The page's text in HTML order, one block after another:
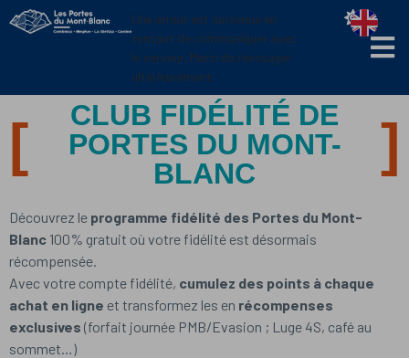
Panneau de gestion des cookiesUne erreur est survenue en
tentant de communiquer avec
le serveur. Merci de réessayer
ultérieurement
CLUB FIDÉLITÉ DE
PORTES DU MONT-
BLANC
Découvrez le programme fidélité des Portes du Mont-
Blanc 100% gratuit où votre fidélité est désormais
récompensée.
Avec votre compte fidélité, cumulez des points à chaque
achat en ligne et transformez les en récompenses
exclusives (forfait journée PMB/Evasion ; Luge 4S, café au
sommet…)